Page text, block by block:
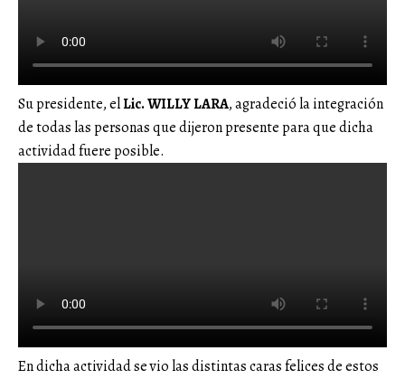
Su presidente, elLic. WILLY LARA, agradeció la integración
de todas las personas que dijeron presente para que dicha
actividad fuere posible.
En dicha actividad se vio las distintas caras felices de estos